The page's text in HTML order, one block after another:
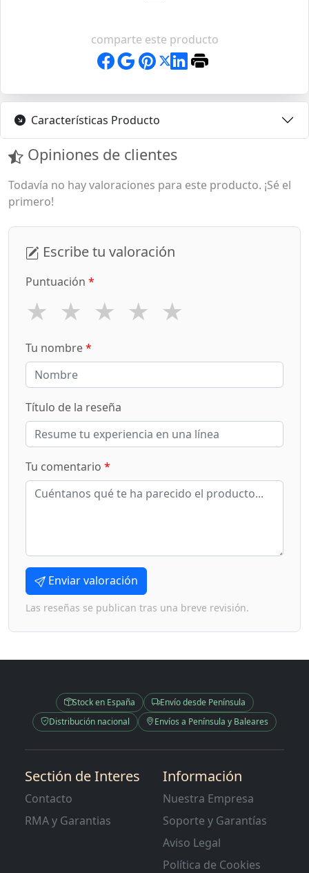
comparte este producto
Características Producto
Opiniones de clientes
Todavía no hay valoraciones para este producto. ¡Sé el
primero!
Escribe tu valoración
Puntuación *
★ ★ ★ ★ ★
Tu nombre*
Título de la reseña
Tu comentario *
Enviar valoración
Las reseñas se publican tras una breve revisión.
Stock en España
Envío desde Península
Distribución nacional
Envíos a Península y Baleares
Sectión de Interes
Contacto
RMA y Garantias
Información
Nuestra Empresa
Soporte y Garantías
Aviso Legal
Política de Cookies